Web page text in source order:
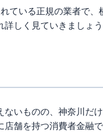
ている正規の業者で、
しく見ていきましょう
ないものの、神奈川だ
舗を持つ消費者金融で